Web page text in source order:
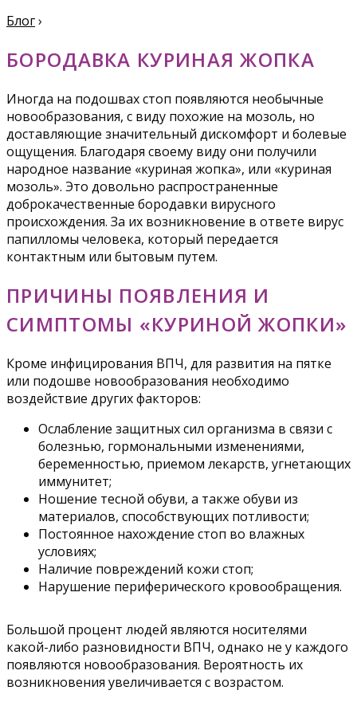
Блог›
БОРОДАВКА КУРИНАЯ ЖОПКА
Иногда на подошвах стоп появляются необычные
новообразования, с виду похожие на мозоль, но
доставляющие значительный дискомфорт и болевые
ощущения. Благодаря своему виду они получили
народное название «куриная жопка», или «куриная
мозоль». Это довольно распространенные
доброкачественные бородавки вирусного
происхождения. За их возникновение в ответе вирус
папилломы человека, который передается
контактным или бытовым путем.
ПРИЧИНЫ ПОЯВЛЕНИЯ И
СИМПТОМЫ «КУРИНОЙ ЖОПКИ»
Кроме инфицирования ВПЧ, для развития на пятке
или подошве новообразования необходимо
воздействие других факторов:
Ослабление защитных сил организма в связи с
болезнью, гормональными изменениями,
беременностью, приемом лекарств, угнетающих
иммунитет;
Ношение тесной обуви, а также обуви из
материалов, способствующих потливости;
Постоянное нахождение стоп во влажных
условиях;
Наличие повреждений кожи стоп;
Нарушение периферического кровообращения.
Большой процент людей являются носителями
какой-либо разновидности ВПЧ, однако не у каждого
появляются новообразования. Вероятность их
возникновения увеличивается с возрастом.